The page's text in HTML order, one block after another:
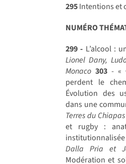
295Intentions et
NUMÉRO
299 - L’alcool :
Lionel Dany,
Monaco 303 - «
perdent le
Évolution des
dans une
Terres du Chiapas
et rugby :
Dalla Pria et
Modération et